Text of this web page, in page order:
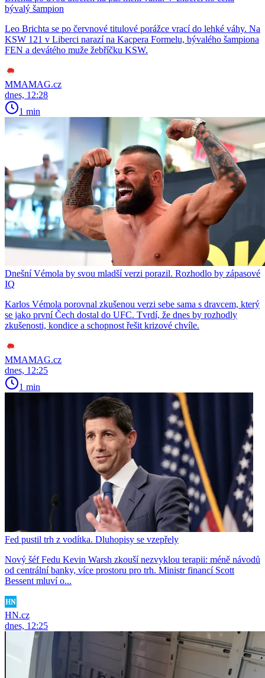
bývalý šampion
Leo Brichta se po červnové titulové porážce vrací do lehké váhy. Na
KSW 121 v Liberci narazí na Kacpera Formelu, bývalého šampiona
FEN a devátého muže žebříčku KSW.
MMAMAG.cz
dnes, 12:28
1 min
Dnešní Vémola by svou mladší verzi porazil. Rozhodlo by zápasové
IQ
Karlos Vémola porovnal zkušenou verzi sebe sama s dravcem, který
se jako první Čech dostal do UFC. Tvrdí, že dnes by rozhodly
zkušenosti, kondice a schopnost řešit krizové chvíle.
MMAMAG.cz
dnes, 12:25
1 min
Fed pustil trh z vodítka. Dluhopisy se vzepřely
Nový šéf Fedu Kevin Warsh zkouší nezvyklou terapii: méně návodů
od centrální banky, více prostoru pro trh. Ministr financí Scott
Bessent mluví o...
HN.cz
dnes, 12:25